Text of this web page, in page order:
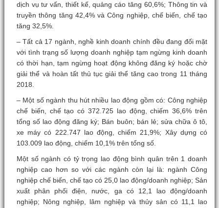
dịch vụ tư vấn, thiết kế, quảng cáo tăng 60,6%; Thông tin và
truyền thông tăng 42,4% và Công nghiệp, chế biến, chế tạo
tăng 32,5%.
– Tất cả 17 ngành, nghề kinh doanh chính đều đang đối mặt
với tình trạng số lượng doanh nghiệp tạm ngừng kinh doanh
có thời hạn, tạm ngừng hoạt động không đăng ký hoặc chờ
giải thể và hoàn tất thủ tục giải thể tăng cao trong 11 tháng
2018.
– Một số ngành thu hút nhiều lao động gồm có: Công nghiệp
chế biến, chế tạo có 372.725 lao động, chiếm 36,6% trên
tổng số lao động đăng ký; Bán buôn; bán lẻ; sửa chữa ô tô,
xe máy có 222.747 lao động, chiếm 21,9%; Xây dựng có
103.009 lao động, chiếm 10,1% trên tổng số.
Một số ngành có tỷ trọng lao động bình quân trên 1 doanh
nghiệp cao hơn so với các ngành còn lại là: ngành Công
nghiệp chế biến, chế tạo có 25,0 lao động/doanh nghiệp; Sản
xuất phân phối điện, nước, ga có 12,1 lao động/doanh
nghiệp; Nông nghiệp, lâm nghiệp và thủy sản có 11,1 lao